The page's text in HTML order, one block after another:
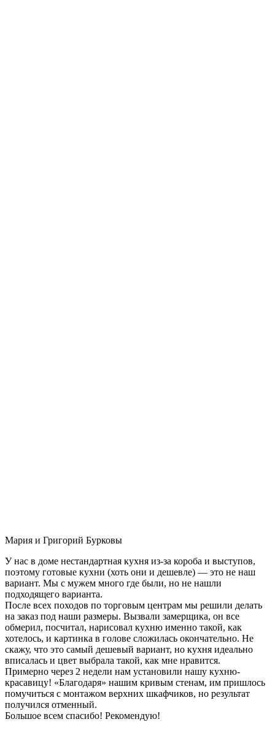
Мария и Григорий Бурковы
У нас в доме нестандартная кухня из-за короба и выступов,
поэтому готовые кухни (хоть они и дешевле) — это не наш
вариант. Мы с мужем много где были, но не нашли
подходящего варианта.
После всех походов по торговым центрам мы решили делать
на заказ под наши размеры. Вызвали замерщика, он все
обмерил, посчитал, нарисовал кухню именно такой, как
хотелось, и картинка в голове сложилась окончательно. Не
скажу, что это самый дешевый вариант, но кухня идеально
вписалась и цвет выбрала такой, как мне нравится.
Примерно через 2 недели нам установили нашу кухню-
красавицу! «Благодаря» нашим кривым стенам, им пришлось
помучиться с монтажом верхних шкафчиков, но результат
получился отменный.
Большое всем спасибо! Рекомендую!